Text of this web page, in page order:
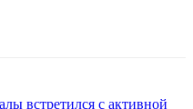
встретился с активной